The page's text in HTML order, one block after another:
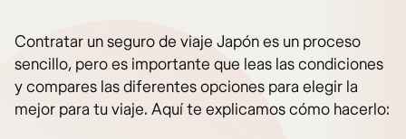
Contratar un seguro de viaje Japón es un proceso
sencillo, pero es importante que leas las condiciones
y compares las diferentes opciones para elegir la
mejor para tu viaje. Aquí te explicamos cómo hacerlo: